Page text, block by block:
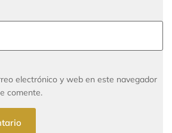
electrónico y web en este navegador
comente.